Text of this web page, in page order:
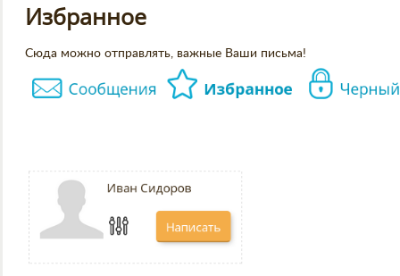
Избранное
Сюда можно отправлять, важные Ваши письма!